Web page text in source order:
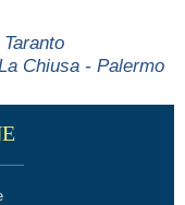
Chiusa - Palermo